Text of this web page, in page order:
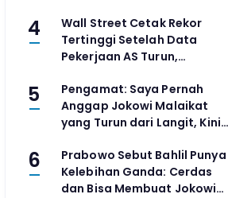
4
Wall Street Cetak Rekor
Tertinggi Setelah Data
Pekerjaan AS Turun,
Kenaikan Suku Bunga
5
Pengamat: Saya Pernah
Anggap Jokowi Malaikat
yang Turun dari Langit, Kini
6
Prabowo Sebut Bahlil Punya
Kelebihan Ganda: Cerdas
dan Bisa Membuat Jokowi